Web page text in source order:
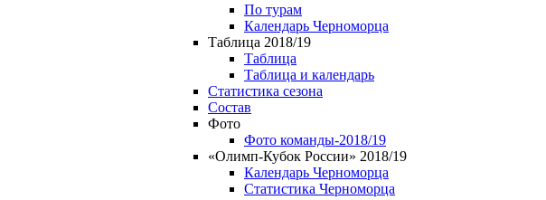
По турам
Календарь Черноморца
Таблица 2018/19
Таблица
Таблица и календарь
Статистика сезона
Состав
Фото
Фото команды-2018/19
«Олимп-Кубок России» 2018/19
Календарь Черноморца
Статистика Черноморца